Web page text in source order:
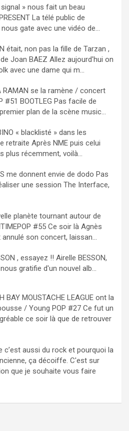
signal » nous fait un beau
La télé public de
gate avec une vidéo de...
était, non pas la fille de Tarzan ,
Joan BAEZ Allez aujourd'hui on
avec une dame qui m...
RAMAN se la ramène / concert
#51 BOOTLEG Pas facile de
plan de la scène music...
« blacklisté » dans les
retraite Après NME puis celui
plus récemment, voilà...
me donnent envie de dodo Pas
une session The Interface,
planète tournant autour de
#55 Ce soir là Agnès
annulé son concert, laissan...
, essayez !! Airelle BESSON,
gratifie d'un nouvel alb...
BAY MOUSTACHE LEAGUE ont la
/ Young POP #27 Ce fut un
ce soir là que de retrouver
c’est aussi du rock et pourquoi la
ça décoiffe. C'est sur
que je souhaite vous faire